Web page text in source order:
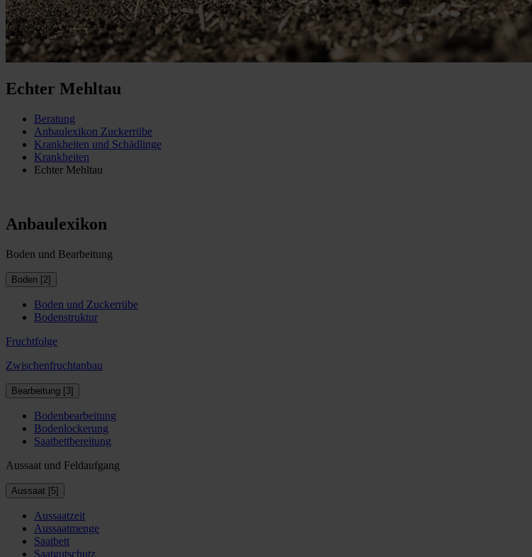
Echter Mehltau
Beratung
Anbaulexikon Zuckerrübe
Krankheiten und Schädlinge
Krankheiten
Echter Mehltau
Anbaulexikon
Boden und Bearbeitung
Boden [2]
Boden und Zuckerrübe
Bodenstruktur
Fruchtfolge
Zwischenfruchtanbau
Bearbeitung [3]
Bodenbearbeitung
Bodenlockerung
Saatbettbereitung
Aussaat und Feldaufgang
Aussaat [5]
Aussaatzeit
Aussaatmenge
Saatbett
Saatgutschutz